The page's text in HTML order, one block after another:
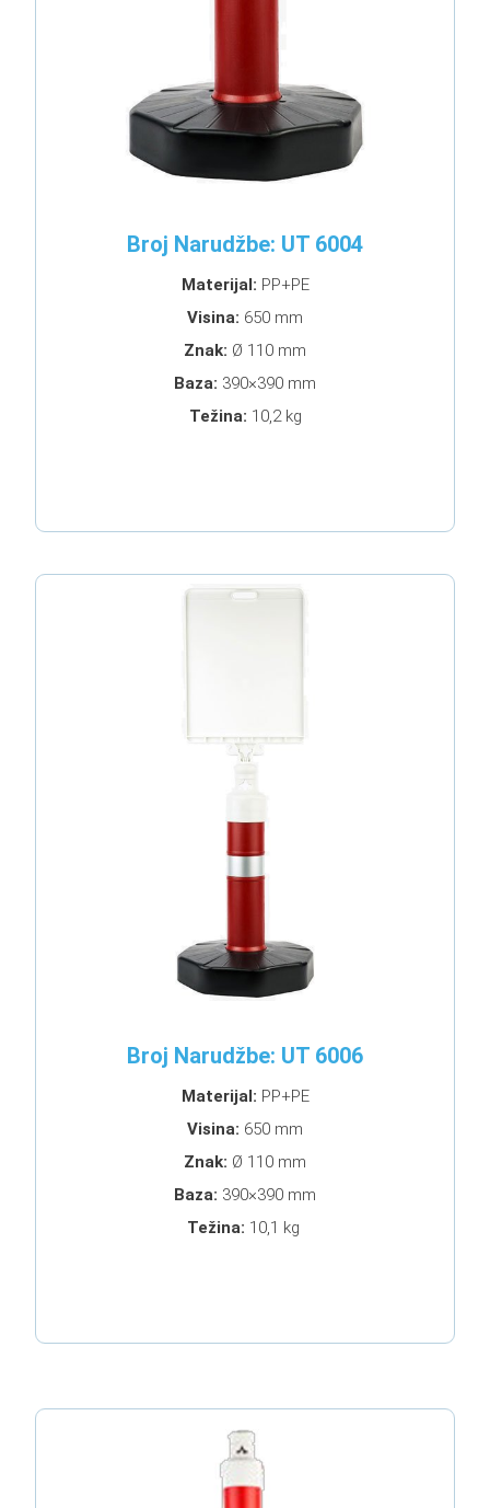
Broj Narudžbe: UT 6004
Materijal: PP+PE
Visina: 650 mm
Znak: Ø 110 mm
Baza: 390×390 mm
Težina: 10,2 kg
Broj Narudžbe: UT 6006
Materijal: PP+PE
Visina: 650 mm
Znak: Ø 110 mm
Baza: 390×390 mm
Težina: 10,1 kg